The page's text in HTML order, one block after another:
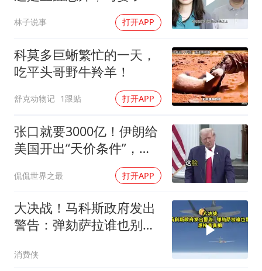
林子说事 打开APP
科莫多巨蜥繁忙的一天，
吃平头哥野牛羚羊！
舒克动物记 1跟贴 打开APP
张口就要3000亿！伊朗给
美国开出“天价条件”，特
朗普这回真被拿捏了？
侃侃世界之最 打开APP
大决战！马科斯政府发出
警告：弹劾萨拉谁也别想
消费侠